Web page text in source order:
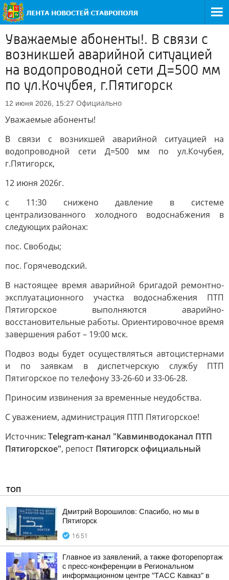
Уважаемые абоненты!. В связи с
возникшей аварийной ситуацией
на водопроводной сети Д=500 мм
по ул.Кочубея, г.Пятигорск
12 июня 2026, 15:27 Официально
Уважаемые абоненты!
В связи с возникшей аварийной ситуацией на
водопроводной сети Д=500 мм по ул.Кочубея,
г.Пятигорск,
12 июня 2026г.
с 11:30 снижено давление в системе
централизованного холодного водоснабжения в
следующих районах:
пос. Свободы;
пос. Горячеводский.
В настоящее время аварийной бригадой ремонтно-
эксплуатационного участка водоснабжения ПТП
Пятигорское выполняются аварийно-
восстановительные работы. Ориентировочное время
завершения работ – 19:00 мск.
Подвоз воды будет осуществляться автоцистернами
и по заявкам в диспетчерскую службу ПТП
Пятигорское по телефону 33-26-60 и 33-06-28.
Приносим извинения за временные неудобства.
С уважением, администрация ПТП Пятигорское!
Источник: Telegram-канал "Кавминводоканал ПТП
Пятигорское", репост Пятигорск официальный
ТОП
Дмитрий Ворошилов: Спасибо, но мы в
Пятигорск
16:51
Главное из заявлений, а также фоторепортаж
с пресс-конференции в Региональном
информационном центре "ТАСС Кавказ" в